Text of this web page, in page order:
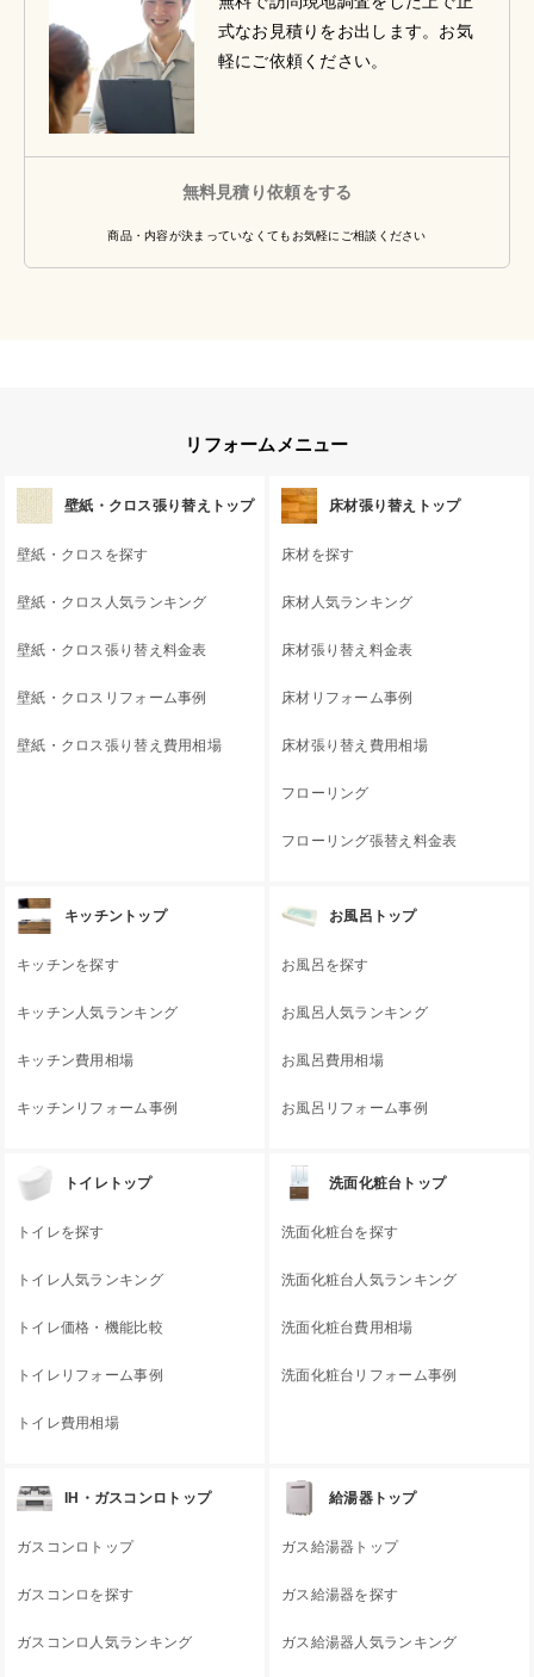
式なお見積りをお出します。お気
軽にご依頼ください。
無料見積り依頼をする
商品・内容が決まっていなくてもお気軽にご相談ください
リフォームメニュー
壁紙・クロス張り替えトップ
壁紙・クロスを探す
壁紙・クロス人気ランキング
壁紙・クロス張り替え料金表
壁紙・クロスリフォーム事例
壁紙・クロス張り替え費用相場
床材張り替えトップ
床材を探す
床材人気ランキング
床材張り替え料金表
床材リフォーム事例
床材張り替え費用相場
フローリング
フローリング張替え料金表
キッチントップ
キッチンを探す
キッチン人気ランキング
キッチン費用相場
キッチンリフォーム事例
お風呂トップ
お風呂を探す
お風呂人気ランキング
お風呂費用相場
お風呂リフォーム事例
トイレトップ
トイレを探す
トイレ人気ランキング
トイレ価格・機能比較
トイレリフォーム事例
トイレ費用相場
洗面化粧台トップ
洗面化粧台を探す
洗面化粧台人気ランキング
洗面化粧台費用相場
洗面化粧台リフォーム事例
IH・ガスコンロトップ
ガスコンロトップ
ガスコンロを探す
ガスコンロ人気ランキング
給湯器トップ
ガス給湯器トップ
ガス給湯器を探す
ガス給湯器人気ランキング